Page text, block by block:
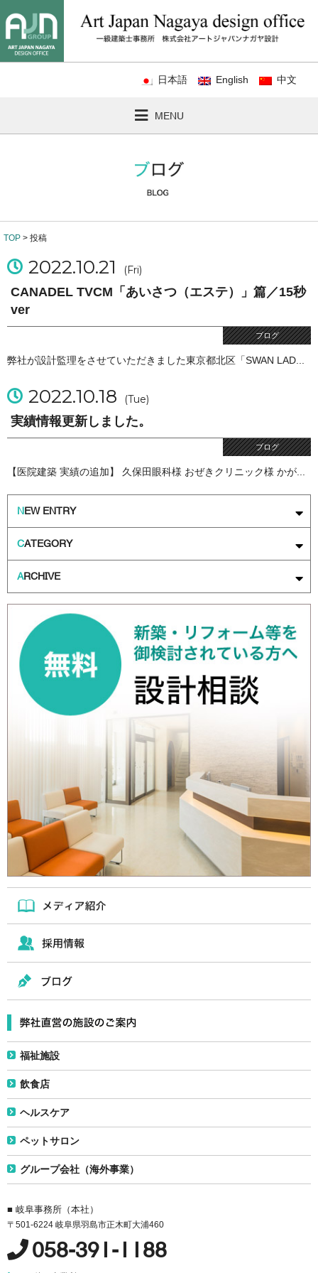
日本語 English 中文
MENU
TOP > 投稿
2022.10.21 (Fri)
CANADEL TVCM「あいさつ（エステ）」篇／15秒
ver
ブログ
弊社が設計監理をさせていただきました東京都北区「SWAN LAD...
2022.10.18 (Tue)
実績情報更新しました。
ブログ
【医院建築 実績の追加】 久保田眼科様 おぜきクリニック様 かが...
NEW ENTRY
CATEGORY
ARCHIVE
福祉施設
飲食店
ヘルスケア
ペットサロン
グループ会社（海外事業）
■ 岐阜事務所（本社）
〒501-6224 岐阜県羽島市正木町大浦460
058-391-1188